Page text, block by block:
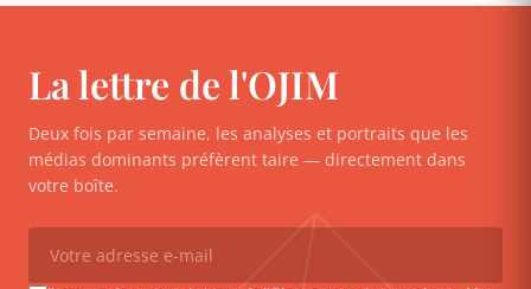
La lettre de l'OJIM
Deux fois par semaine, les analyses et portraits que les
médias dominants préfèrent taire — directement dans
votre boîte.